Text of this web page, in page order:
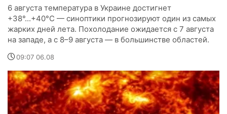
6 августа температура в Украине достигнет
+38°...+40°С — синоптики прогнозируют один из самых
жарких дней лета. Похолодание ожидается с 7 августа
на западе, а с 8–9 августа — в большинстве областей.
09:07 06.08